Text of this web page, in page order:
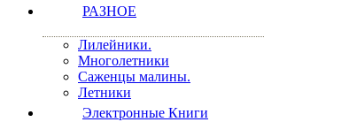
РАЗНОЕ
Лилейники.
Многолетники
Саженцы малины.
Летники
Электронные Книги